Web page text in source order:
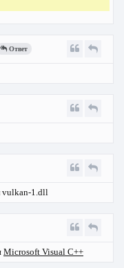
Ответ
vulkan-1.dll
Microsoft Visual C++